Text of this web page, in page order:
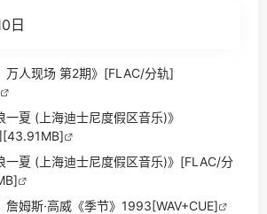
日
万人现场 第2期》[FLAC/分轨]
一夏 (上海迪士尼度假区音乐)》
一夏 (上海迪士尼度假区音乐)》[FLAC/分
詹姆斯·高威《季节》1993[WAV+CUE]